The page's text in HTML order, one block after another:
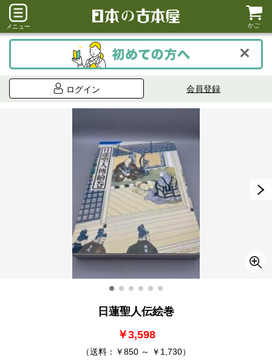
メニュー かご
ログイン 会員登録
日蓮聖人伝絵巻
￥3,598
（送料：￥850 ～ ￥1,730）